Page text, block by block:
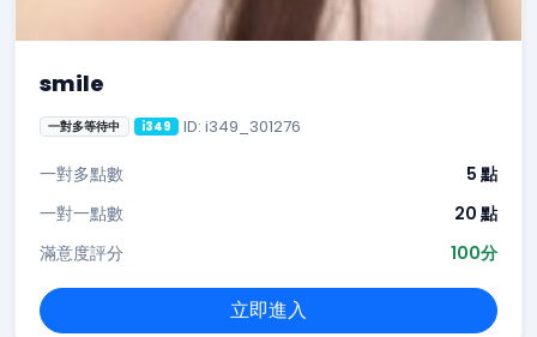
smile
一對多等待中 i349 ID: i349_301276
一對多點數
5 點
一對一點數
20 點
滿意度評分
100分
立即進入